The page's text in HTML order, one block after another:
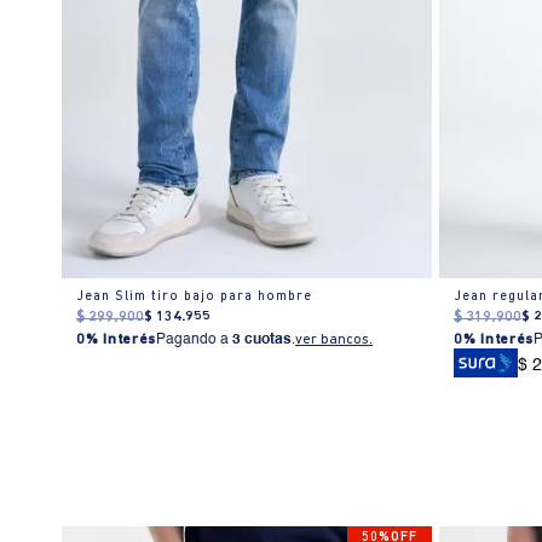
Jean Slim tiro bajo para hombre
$ 299.900$ 134.955
0% Interés Pagando a3 cuotas.ver bancos.
Jean
$ 319.900$
0% Interés
$
50%OFF